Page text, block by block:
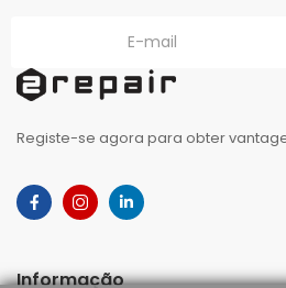
Registe-se agora para obter
Informação